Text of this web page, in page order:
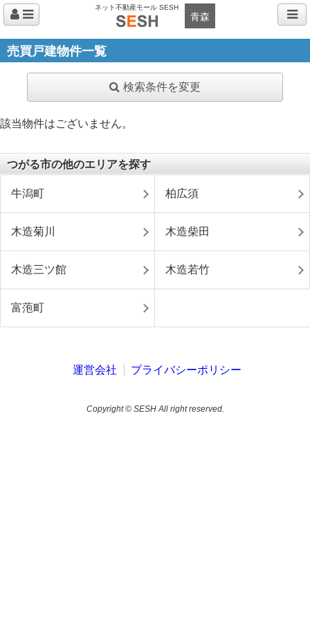
ネット不動産モール SESH
青森
売買戸建物件一覧
検索条件を変更
該当物件はございません。
つがる市の他のエリアを探す
牛潟町 柏広須
木造菊川 木造柴田
木造三ツ館 木造若竹
富萢町
運営会社 プライバシーポリシー
Copyright © SESH All right reserved.